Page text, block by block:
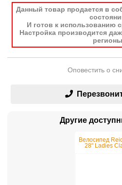
Данный товар продается в
И готов к использованию
Настройка производится
Оповестить о
Другие
Велосипед
28" Ladies